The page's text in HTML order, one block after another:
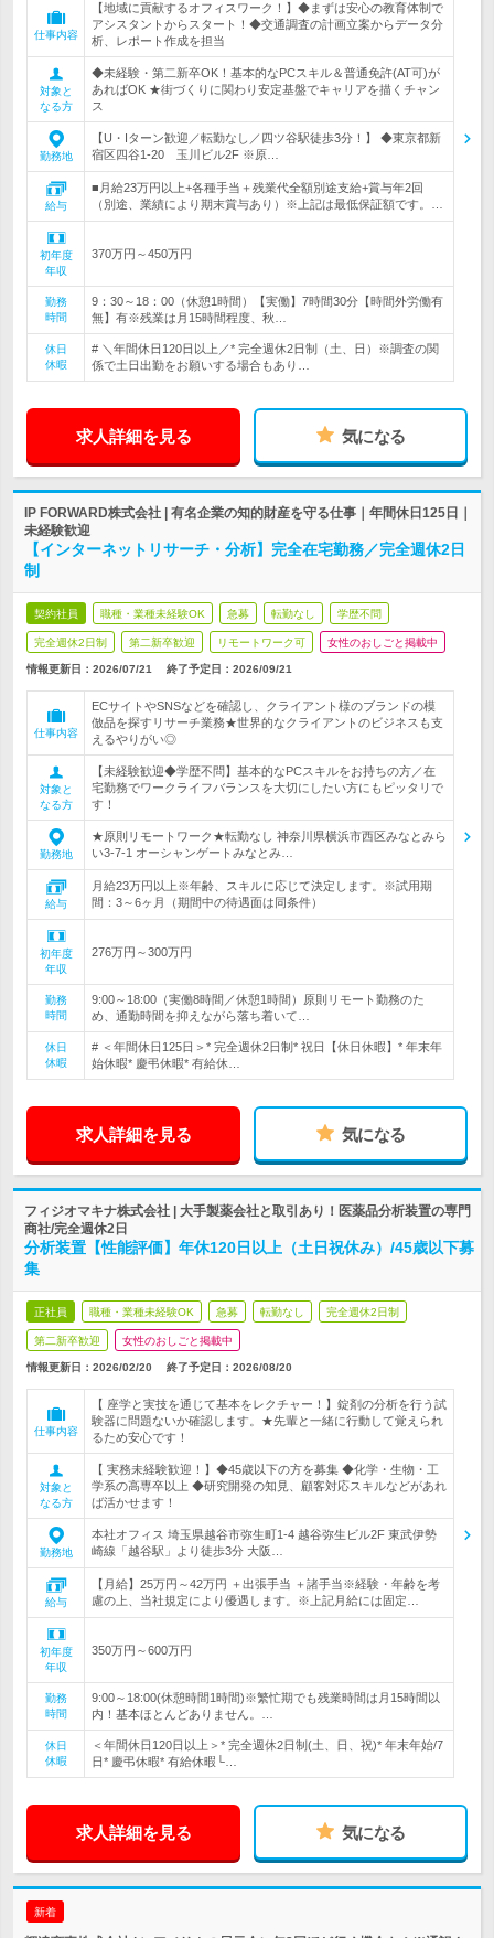
仕事内容
【地域に貢献するオフィスワーク！】◆まずは安心の教育体制で
アシスタントからスタート！◆交通調査の計画立案からデータ分
析、レポート作成を担当
対象と
なる方
◆未経験・第二新卒OK！基本的なPCスキル＆普通免許(AT可)が
あればOK ★街づくりに関わり安定基盤でキャリアを描くチャン
ス
勤務地
【U・Iターン歓迎／転勤なし／四ツ谷駅徒歩3分！】 ◆東京都新
宿区四谷1-20 玉川ビル2F ※原…
給与
■月給23万円以上+各種手当＋残業代全額別途支給+賞与年2回
（別途、業績により期末賞与あり）※上記は最低保証額です。…
初年度
年収
370万円～450万円
勤務
時間
9：30～18：00（休憩1時間）【実働】7時間30分【時間外労働有
無】有※残業は月15時間程度、秋…
休日
休暇
# ＼年間休日120日以上／* 完全週休2日制（土、日）※調査の関
係で土日出勤をお願いする場合もあり…
求人詳細を見る 気になる
IP FORWARD株式会社 | 有名企業の知的財産を守る仕事｜年間休日125日｜
未経験歓迎
【インターネットリサーチ・分析】完全在宅勤務／完全週休2日
制
契約社員 職種・業種未経験OK 急募 転勤なし 学歴不問
完全週休2日制 第二新卒歓迎 リモートワーク可 女性のおしごと掲載中
情報更新日：2026/07/21 終了予定日： 2026/09/21
仕事内容
ECサイトやSNSなどを確認し、クライアント様のブランドの模
倣品を探すリサーチ業務★世界的なクライアントのビジネスも支
えるやりがい◎
対象と
なる方
【未経験歓迎◆学歴不問】基本的なPCスキルをお持ちの方／在
宅勤務でワークライフバランスを大切にしたい方にもピッタリで
す！
勤務地
★原則リモートワーク★転勤なし 神奈川県横浜市西区みなとみら
い3-7-1 オーシャンゲートみなとみ…
給与
月給23万円以上※年齢、スキルに応じて決定します。※試用期
間：3～6ヶ月（期間中の待遇面は同条件）
初年度
年収
276万円～300万円
勤務
時間
9:00～18:00（実働8時間／休憩1時間）原則リモート勤務のた
め、通勤時間を抑えながら落ち着いて…
休日
休暇
# ＜年間休日125日＞* 完全週休2日制* 祝日【休日休暇】* 年末年
始休暇* 慶弔休暇* 有給休…
求人詳細を見る 気になる
フィジオマキナ株式会社 | 大手製薬会社と取引あり！医薬品分析装置の専門
商社/完全週休2日
分析装置【性能評価】年休120日以上（土日祝休み）/45歳以下募
集
正社員 職種・業種未経験OK 急募 転勤なし 完全週休2日制
第二新卒歓迎 女性のおしごと掲載中
情報更新日：2026/02/20 終了予定日： 2026/08/20
仕事内容
【 座学と実技を通じて基本をレクチャー！】錠剤の分析を行う試
験器に問題ないか確認します。★先輩と一緒に行動して覚えられ
るため安心です！
対象と
なる方
【 実務未経験歓迎！】◆45歳以下の方を募集 ◆化学・生物・工
学系の高専卒以上 ◆研究開発の知見、顧客対応スキルなどがあれ
ば活かせます！
勤務地
本社オフィス 埼玉県越谷市弥生町1-4 越谷弥生ビル2F 東武伊勢
崎線「越谷駅」より徒歩3分 大阪…
給与
【月給】25万円～42万円 ＋出張手当 ＋諸手当※経験・年齢を考
慮の上、当社規定により優遇します。※上記月給には固定…
初年度
年収
350万円～600万円
勤務
時間
9:00～18:00(休憩時間1時間)※繁忙期でも残業時間は月15時間以
内！基本ほとんどありません。…
休日
休暇
＜年間休日120日以上＞* 完全週休2日制(土、日、祝)* 年末年始/7
日* 慶弔休暇* 有給休暇└…
求人詳細を見る 気になる
新着